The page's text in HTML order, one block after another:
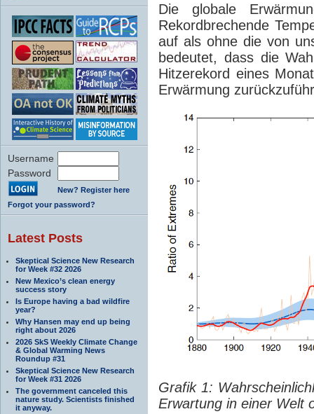
Username
Password
New? Register here
Forgot your password?
Latest Posts
Skeptical Science New Research
for Week #32 2026
New Mexico’s clean energy
success story
Is Europe having a bad wildfire
year?
Why Hansen may end up being
right about 2026
2026 SkS Weekly Climate Change
& Global Warming News
Roundup #31
Skeptical Science New Research
for Week #31 2026
The government canceled this
nature study. Scientists finished
it anyway.
Die globale
Rekordbrechende
auf als ohne die von
bedeutet, dass die
Hitzerekord eines
Erwärmung
Grafik 1:
Erwartung in einer Welt